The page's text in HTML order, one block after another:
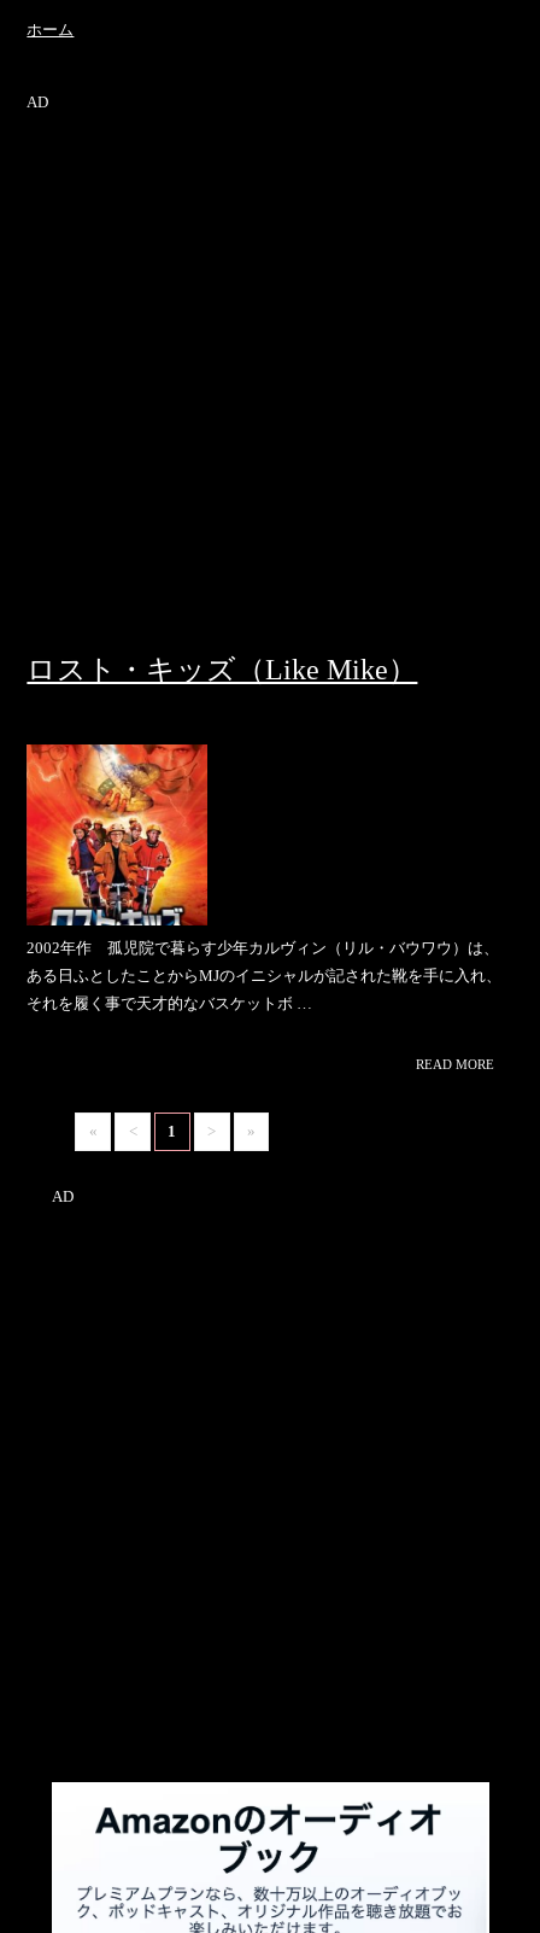
ホーム
AD
ロスト・キッズ（Like Mike）
2002年作 孤児院で暮らす少年カルヴィン（リル・バウワウ）は、
ある日ふとしたことからMJのイニシャルが記された靴を手に入れ、
それを履く事で天才的なバスケットボ …
READ MORE>
« < 1 > »
AD